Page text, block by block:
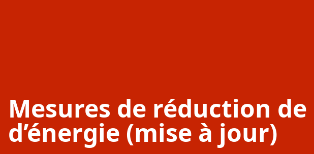
Mesures de réduction
d’énergie (mise à jour)